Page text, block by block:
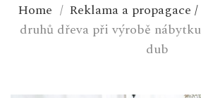
Home / Reklama a propagace /
druhů dřeva při výrobě
dub